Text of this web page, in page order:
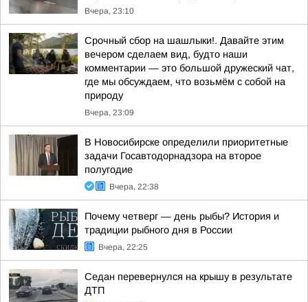
Вчера, 23:10
Срочный сбор на шашлыки!. Давайте этим
вечером сделаем вид, будто наши
комментарии — это большой дружеский чат,
где мы обсуждаем, что возьмём с собой на
природу
Вчера, 23:09
В Новосибирске определили приоритетные
задачи Госавтодорнадзора на второе
полугодие
Вчера, 22:38
Почему четверг — день рыбы? История и
традиции рыбного дня в России
Вчера, 22:25
Седан перевернулся на крышу в результате
ДТП